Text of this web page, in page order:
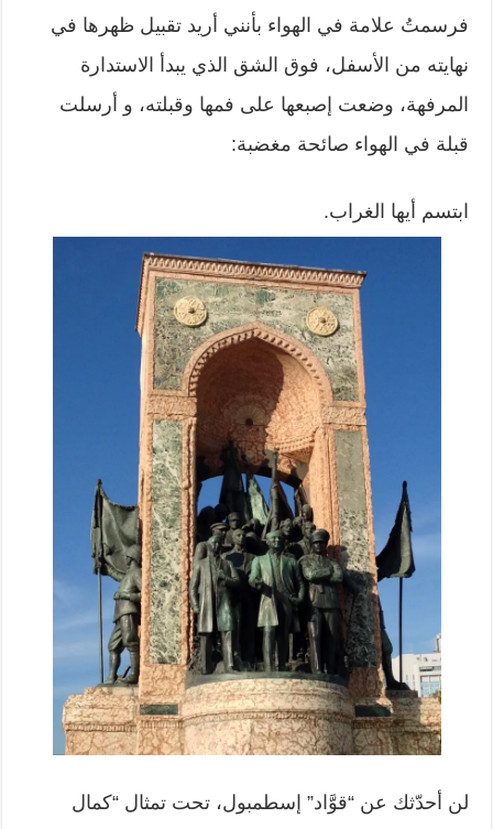
فرسمتُ علامة في الهواء بأنني أريد تقبيل ظهرها في
نهايته من الأسفل، فوق الشق الذي يبدأ الاستدارة
المرفهة، وضعت إصبعها على فمها وقبلته، و أرسلت
قبلة في الهواء صائحة مغضبة:
ابتسم أيها الغراب.
لن أحدّثك عن “قوَّاد” إسطمبول، تحت تمثال “كمال